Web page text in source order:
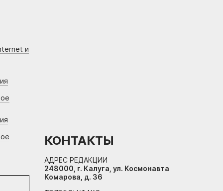
и
КОНТАКТЫ
АДРЕС РЕДАКЦИИ
248000, г. Калуга, ул. Космонавта
Комарова, д. 36